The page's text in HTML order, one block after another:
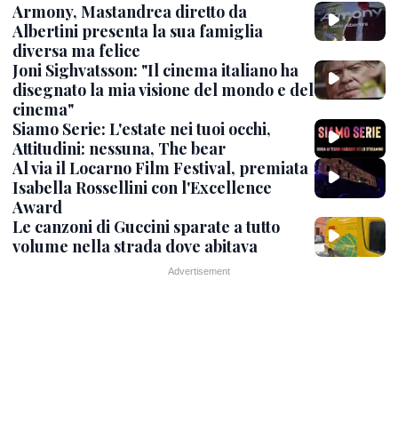
Armony, Mastandrea diretto da
Albertini presenta la sua famiglia
diversa ma felice
Joni Sighvatsson: "Il cinema italiano ha
disegnato la mia visione del mondo e del
cinema"
Siamo Serie: L'estate nei tuoi occhi,
Attitudini: nessuna, The bear
Al via il Locarno Film Festival, premiata
Isabella Rossellini con l'Excellence
Award
Le canzoni di Guccini sparate a tutto
volume nella strada dove abitava